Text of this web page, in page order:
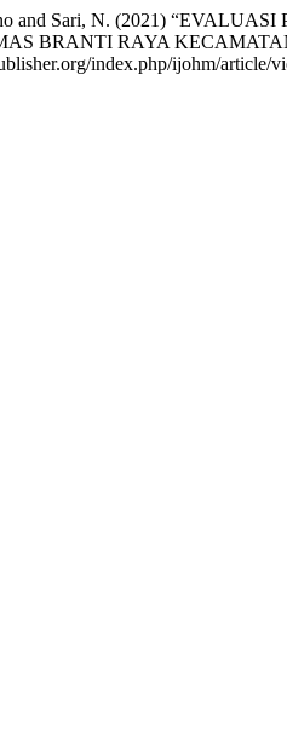
and Sari, N. (2021)
BRANTI RAYA
index.php/ijohm/article/